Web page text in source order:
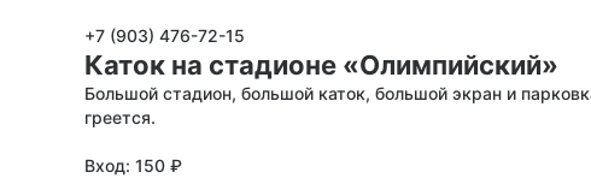
+7 (903) 476-72-15
Каток на стадионе «Олимпийский»
Большой стадион, большой каток, большой экран и
греется.
Вход: 150 ₽